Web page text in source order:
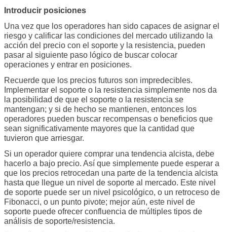
Introducir posiciones
Una vez que los operadores han sido capaces de asignar el
riesgo y calificar las condiciones del mercado utilizando la
acción del precio con el soporte y la resistencia, pueden
pasar al siguiente paso lógico de buscar colocar
operaciones y entrar en posiciones.
Recuerde que los precios futuros son impredecibles.
Implementar el soporte o la resistencia simplemente nos da
la posibilidad de que el soporte o la resistencia se
mantengan; y si de hecho se mantienen, entonces los
operadores pueden buscar recompensas o beneficios que
sean significativamente mayores que la cantidad que
tuvieron que arriesgar.
Si un operador quiere comprar una tendencia alcista, debe
hacerlo a bajo precio. Así que simplemente puede esperar a
que los precios retrocedan una parte de la tendencia alcista
hasta que llegue un nivel de soporte al mercado. Este nivel
de soporte puede ser un nivel psicológico, o un retroceso de
Fibonacci, o un punto pivote; mejor aún, este nivel de
soporte puede ofrecer confluencia de múltiples tipos de
análisis de soporte/resistencia.